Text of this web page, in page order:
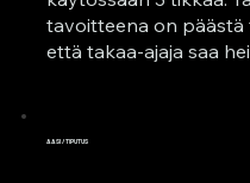
tavoitteena on päästä
että takaa-ajaja saa
AASI / TIPUTUS